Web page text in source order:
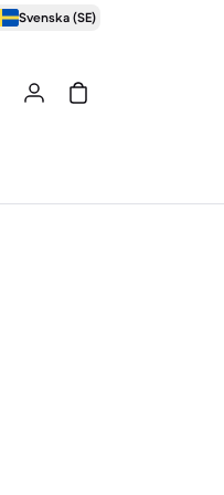
Svenska (SE)